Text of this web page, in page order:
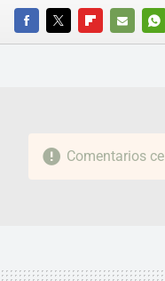
FACEBOOKTWITTERFLIPBOARD
E-
Comentarios